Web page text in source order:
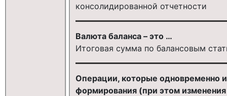
консолидированной отчетности
Валюта баланса – это …
Итоговая сумма по балансовым
Операции, которые одновременно
формирования (при этом